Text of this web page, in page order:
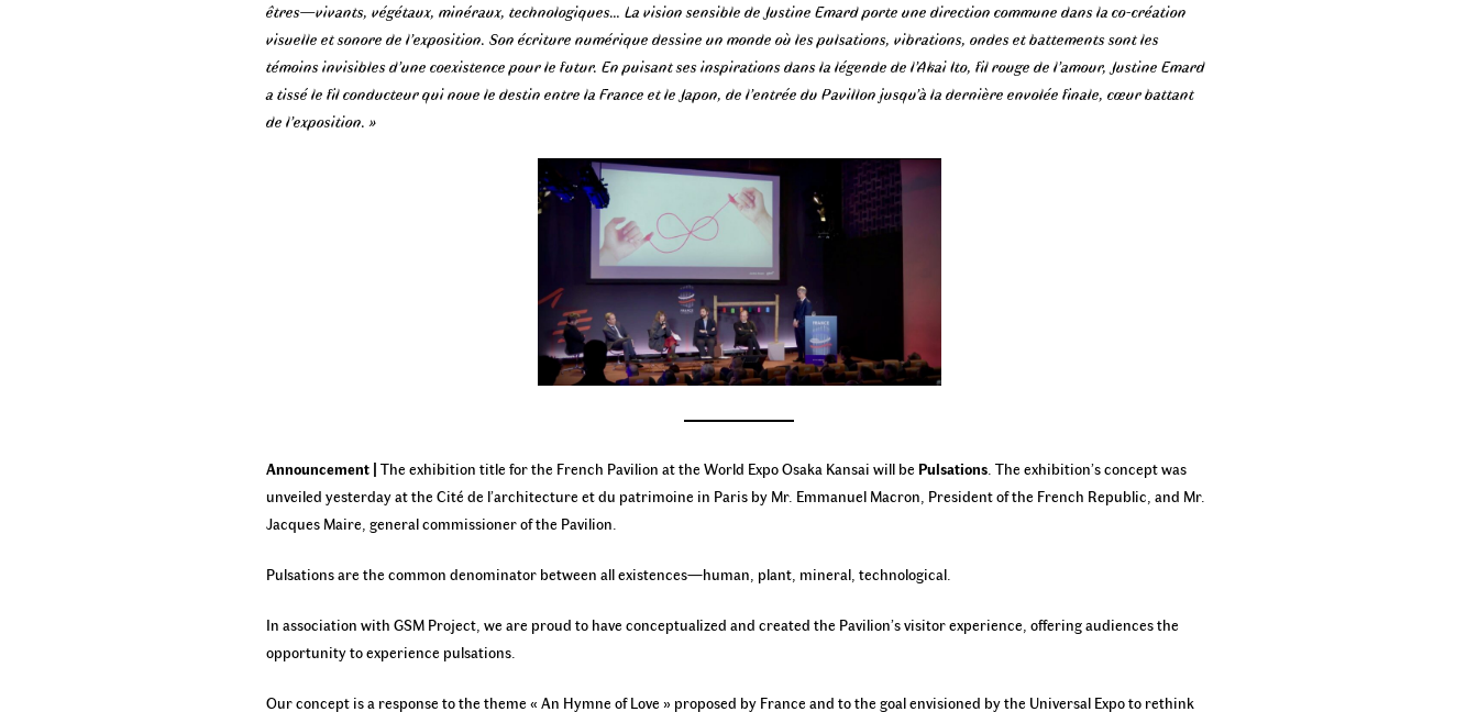
êtres—vivants, végétaux, minéraux, technologiques… La vision sensible de Justine Emard porte une direction commune dans la co-création
visuelle et sonore de l’exposition. Son écriture numérique dessine un monde où les pulsations, vibrations, ondes et battements sont les
témoins invisibles d’une coexistence pour le futur. En puisant ses inspirations dans la légende de l’Akai Ito, fil rouge de l’amour, Justine Emard
a tissé le fil conducteur qui noue le destin entre la France et le Japon, de l’entrée du Pavillon jusqu’à la dernière envolée finale, cœur battant
de l’exposition. »
Announcement | The exhibition title for the French Pavilion at the World Expo Osaka Kansai will be Pulsations. The exhibition’s concept was
unveiled yesterday at the Cité de l’architecture et du patrimoine in Paris by Mr. Emmanuel Macron, President of the French Republic, and Mr.
Jacques Maire, general commissioner of the Pavilion.
Pulsations are the common denominator between all existences—human, plant, mineral, technological.
In association with GSM Project, we are proud to have conceptualized and created the Pavilion’s visitor experience, offering audiences the
opportunity to experience pulsations.
Our concept is a response to the theme « An Hymne of Love » proposed by France and to the goal envisioned by the Universal Expo to rethink